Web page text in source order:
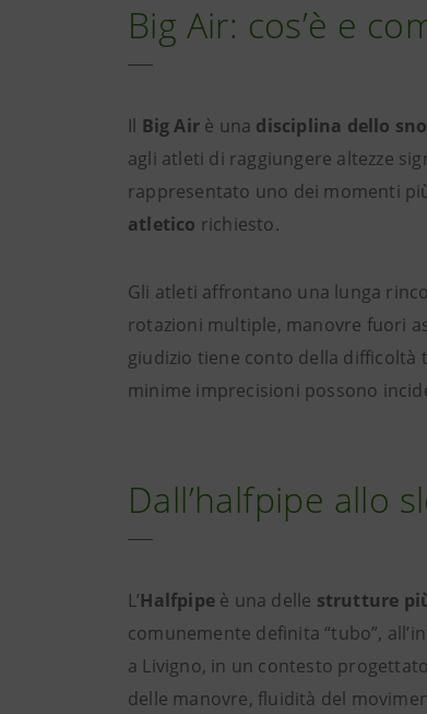
Big Air: cos’è e
Il Big Air è una disciplina dello
agli atleti di raggiungere altezze
rappresentato uno dei momenti
atletico richiesto.
Gli atleti affrontano una lunga
rotazioni multiple, manovre fuori
giudizio tiene conto della difficoltà
minime imprecisioni possono
Dall’halfpipe allo
L’Halfpipe è una delle strutture
comunemente definita “tubo”,
a Livigno, in un contesto
delle manovre, fluidità del